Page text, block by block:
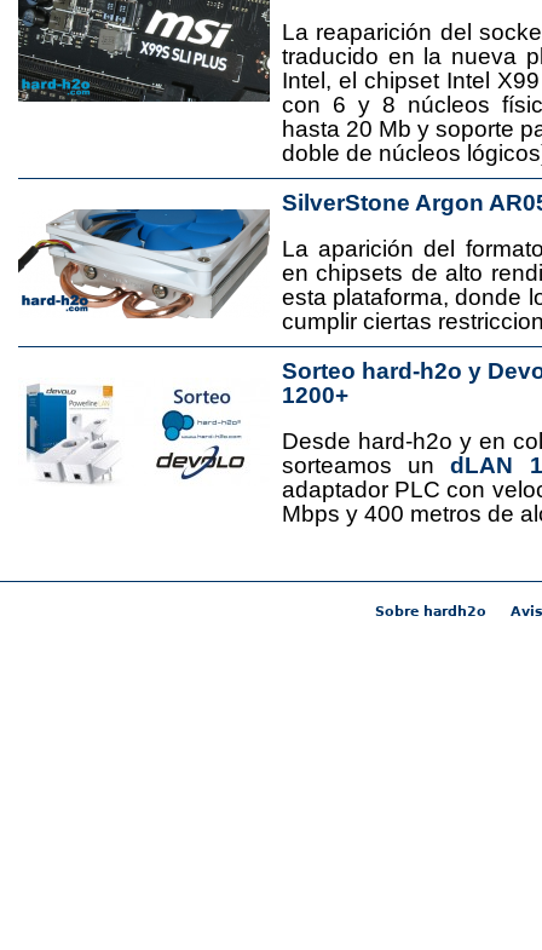
La reaparición del
traducido en la nueva
Intel, el chipset Intel
con 6 y 8 núcleos
hasta 20 Mb y soporte
doble de núcleos
SilverStone Argon
La aparición del
en chipsets de alto
esta plataforma, donde
cumplir ciertas
Sorteo hard-h2o y
1200+
Desde hard-h2o y en
sorteamos undLAN
adaptador PLC con
Mbps y 400 metros de
Sobre hardh2o